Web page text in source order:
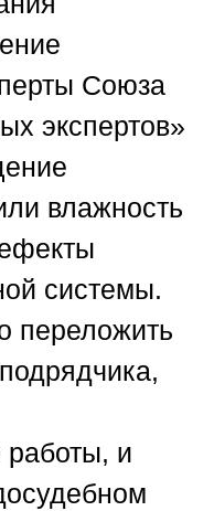
Союза
экспертов»
влажность
системы.
переложить
работы, и